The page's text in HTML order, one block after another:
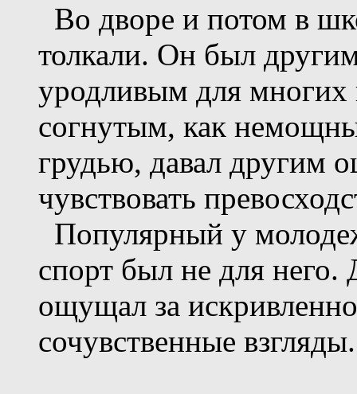
Во дворе и потом в
толкали. Он был
уродливым для
согнутым, как
грудью, давал другим
чувствовать
Популярный у
спорт был не для него.
ощущал за
сочувственные взгляды.